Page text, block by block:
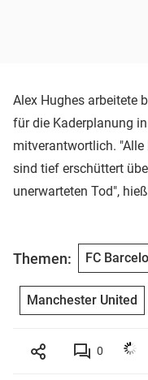
Alex Hughes arbeitete
für die Kaderplanung
mitverantwortlich.
sind tief erschüttert
unerwarteten Tod",
Themen: FC
Manchester United
0